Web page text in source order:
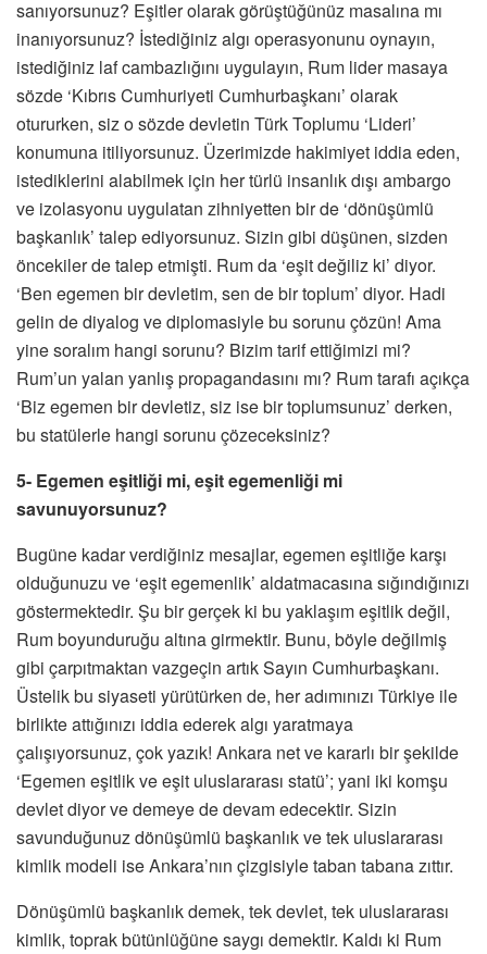
sanıyorsunuz? Eşitler olarak görüştüğünüz masalına mı
inanıyorsunuz? İstediğiniz algı operasyonunu oynayın,
istediğiniz laf cambazlığını uygulayın, Rum lider masaya
sözde ‘Kıbrıs Cumhuriyeti Cumhurbaşkanı’ olarak
otururken, siz o sözde devletin Türk Toplumu ‘Lideri’
konumuna itiliyorsunuz. Üzerimizde hakimiyet iddia eden,
istediklerini alabilmek için her türlü insanlık dışı ambargo
ve izolasyonu uygulatan zihniyetten bir de ‘dönüşümlü
başkanlık’ talep ediyorsunuz. Sizin gibi düşünen, sizden
öncekiler de talep etmişti. Rum da ‘eşit değiliz ki’ diyor.
‘Ben egemen bir devletim, sen de bir toplum’ diyor. Hadi
gelin de diyalog ve diplomasiyle bu sorunu çözün! Ama
yine soralım hangi sorunu? Bizim tarif ettiğimizi mi?
Rum’un yalan yanlış propagandasını mı? Rum tarafı açıkça
‘Biz egemen bir devletiz, siz ise bir toplumsunuz’ derken,
bu statülerle hangi sorunu çözeceksiniz?
5- Egemen eşitliği mi, eşit egemenliği mi
savunuyorsunuz?
Bugüne kadar verdiğiniz mesajlar, egemen eşitliğe karşı
olduğunuzu ve ‘eşit egemenlik’ aldatmacasına sığındığınızı
göstermektedir. Şu bir gerçek ki bu yaklaşım eşitlik değil,
Rum boyunduruğu altına girmektir. Bunu, böyle değilmiş
gibi çarpıtmaktan vazgeçin artık Sayın Cumhurbaşkanı.
Üstelik bu siyaseti yürütürken de, her adımınızı Türkiye ile
birlikte attığınızı iddia ederek algı yaratmaya
çalışıyorsunuz, çok yazık! Ankara net ve kararlı bir şekilde
‘Egemen eşitlik ve eşit uluslararası statü’; yani iki komşu
devlet diyor ve demeye de devam edecektir. Sizin
savunduğunuz dönüşümlü başkanlık ve tek uluslararası
kimlik modeli ise Ankara’nın çizgisiyle taban tabana zıttır.
Dönüşümlü başkanlık demek, tek devlet, tek uluslararası
kimlik, toprak bütünlüğüne saygı demektir. Kaldı ki Rum